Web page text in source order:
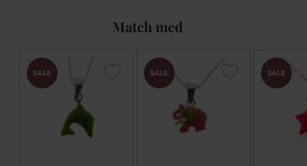
Match med
SALE SALE SALE